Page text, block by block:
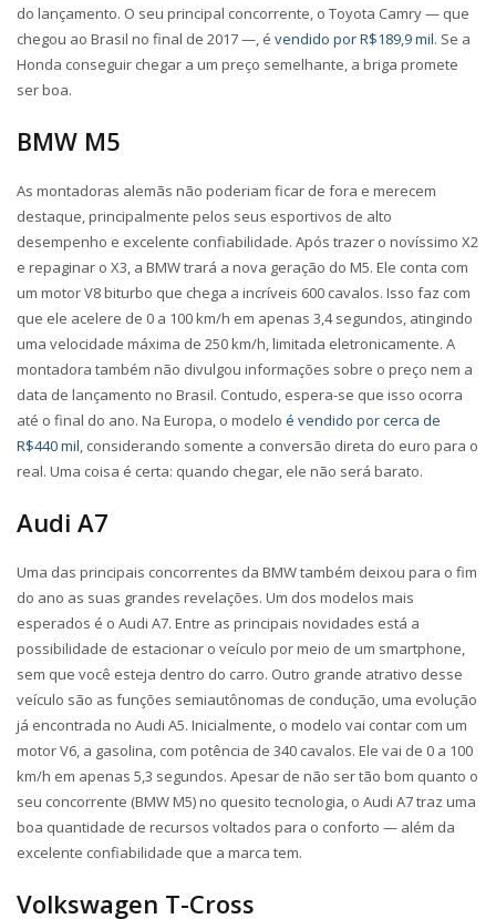
do lançamento. O seu principal concorrente, o Toyota Camry — que
chegou ao Brasil no final de 2017 —, é vendido por R$189,9 mil. Se a
Honda conseguir chegar a um preço semelhante, a briga promete
ser boa.
BMW M5
As montadoras alemãs não poderiam ficar de fora e merecem
destaque, principalmente pelos seus esportivos de alto
desempenho e excelente confiabilidade. Após trazer o novíssimo X2
e repaginar o X3, a BMW trará a nova geração do M5. Ele conta com
um motor V8 biturbo que chega a incríveis 600 cavalos. Isso faz com
que ele acelere de 0 a 100 km/h em apenas 3,4 segundos, atingindo
uma velocidade máxima de 250 km/h, limitada eletronicamente. A
montadora também não divulgou informações sobre o preço nem a
data de lançamento no Brasil. Contudo, espera-se que isso ocorra
até o final do ano. Na Europa, o modelo é vendido por cerca de
R$440 mil, considerando somente a conversão direta do euro para o
real. Uma coisa é certa: quando chegar, ele não será barato.
Audi A7
Uma das principais concorrentes da BMW também deixou para o fim
do ano as suas grandes revelações. Um dos modelos mais
esperados é o Audi A7. Entre as principais novidades está a
possibilidade de estacionar o veículo por meio de um smartphone,
sem que você esteja dentro do carro. Outro grande atrativo desse
veículo são as funções semiautônomas de condução, uma evolução
já encontrada no Audi A5. Inicialmente, o modelo vai contar com um
motor V6, a gasolina, com potência de 340 cavalos. Ele vai de 0 a 100
km/h em apenas 5,3 segundos. Apesar de não ser tão bom quanto o
seu concorrente (BMW M5) no quesito tecnologia, o Audi A7 traz uma
boa quantidade de recursos voltados para o conforto — além da
excelente confiabilidade que a marca tem.
Volkswagen T-Cross